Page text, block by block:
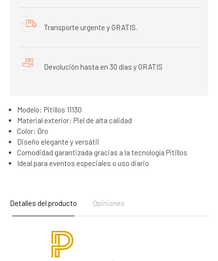
Transporte urgente y GRATIS.
Devolución hasta en 30 días y GRATIS
Modelo: Pitillos 11130
Material exterior: Piel de alta calidad
Color: Oro
Diseño elegante y versátil
Comodidad garantizada gracias a la tecnología Pitillos
Ideal para eventos especiales o uso diario
Detalles del producto Opiniones